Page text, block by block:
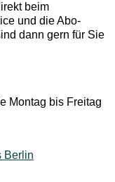
beim
und die Abo-
dann gern für Sie
Montag bis Freitag
Berlin